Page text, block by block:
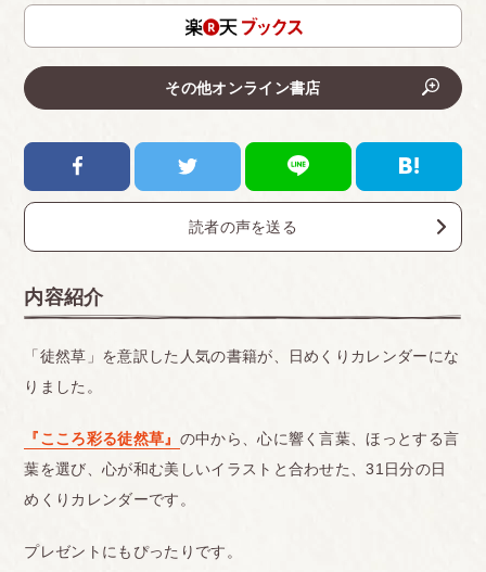
その他オンライン書店
読者の声を送る
内容紹介
「徒然草」を意訳した人気の書籍が、日めくりカレンダーにな
りました。
『こころ彩る徒然草』 の中から、心に響く言葉、ほっとする言
葉を選び、心が和む美しいイラストと合わせた、31日分の日
めくりカレンダーです。
プレゼントにもぴったりです。